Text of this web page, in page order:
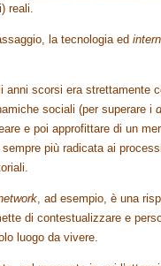
reali.
la tecnologia ed
anni scorsi era strettamente
sociali (per superare i
e poi approfittare di un
più radicata ai
, ad esempio, è una
di contestualizzare e
luogo da vivere.